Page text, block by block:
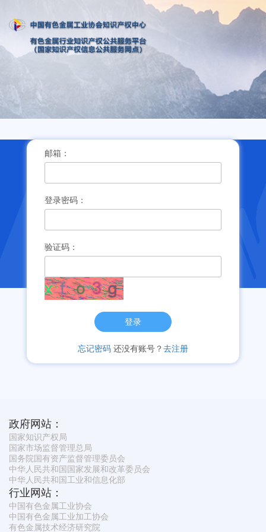
邮箱：
登录密码：
验证码：
登录
忘记密码还没有账号？去注册
政府网站：
国家知识产权局
国家市场监督管理总局
国务院国有资产监督管理委员会
中华人民共和国国家发展和改革委员会
中华人民共和国工业和信息化部
行业网站：
中国有色金属工业协会
中国有色金属工业加工协会
有色金属技术经济研究院